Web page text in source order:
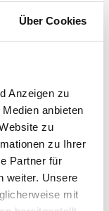
Über Cookies
Anzeigen zu
anbieten
zu
zu Ihrer
Partner für
weiter. Unsere
mit